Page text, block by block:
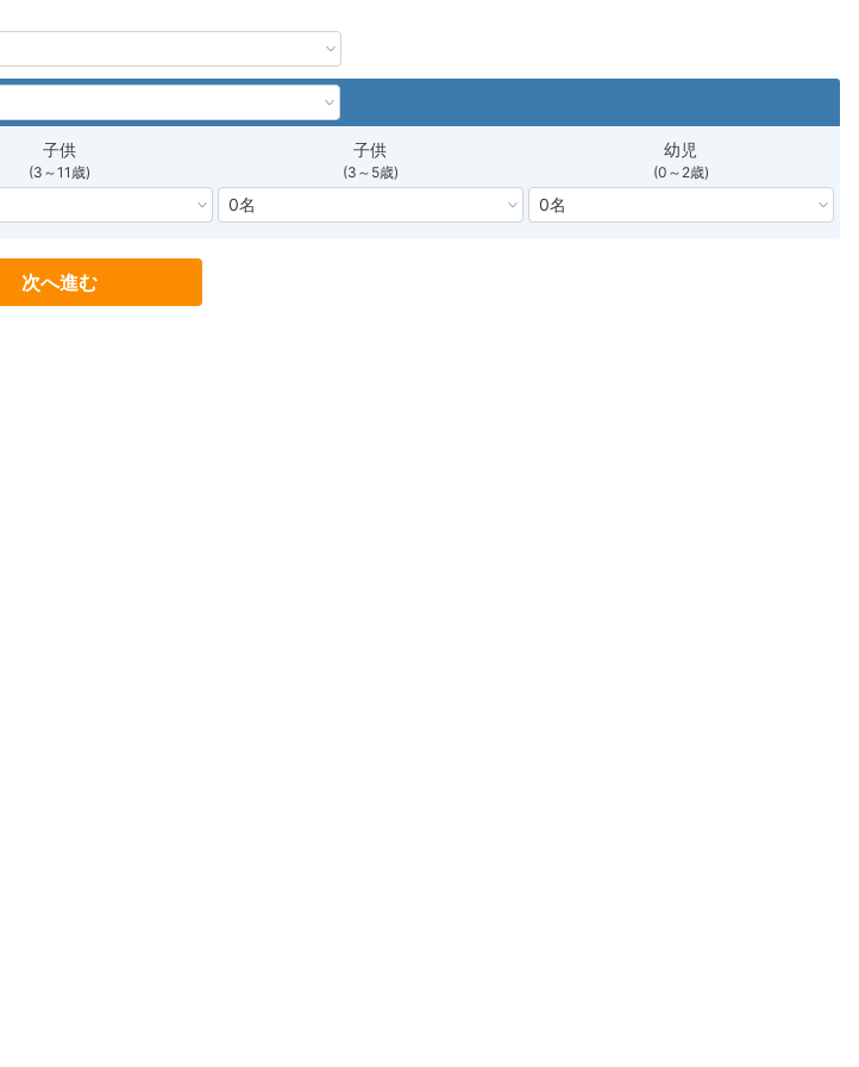
子供
(3～11歳)
子供
(3～5歳)
幼児
(0～2歳)
次へ進む